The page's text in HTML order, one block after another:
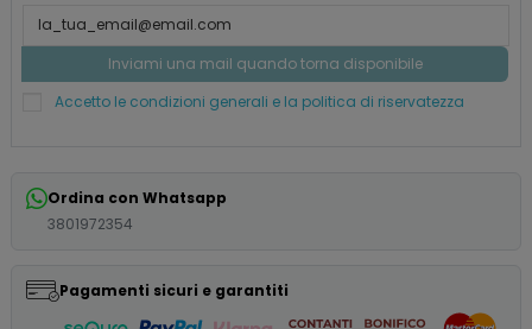
Accetto le condizioni generali e la politica di riservatezza
Ordina con Whatsapp
3801972354
Pagamenti sicuri e garantiti